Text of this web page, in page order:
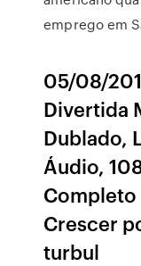
emprego em
05/08/
Divertida
Dublado,
Áudio,
Crescer
turbul